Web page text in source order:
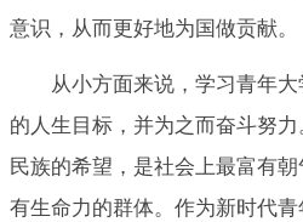
意识，从而更好地为国做贡献。
从小方面来说，学习青年
的人生目标，并为之而奋斗努
民族的希望，是社会上最富有
有生命力的群体。作为新时代青